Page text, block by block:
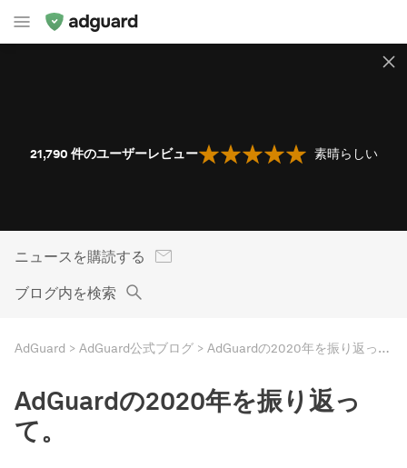
21,790 件のユーザーレビュー 素晴らしい
ニュースを購読する
ブログ内を検索
AdGuard AdGuard公式ブログ AdGuardの2020年を振り返って。
AdGuardの2020年を振り返っ
て。